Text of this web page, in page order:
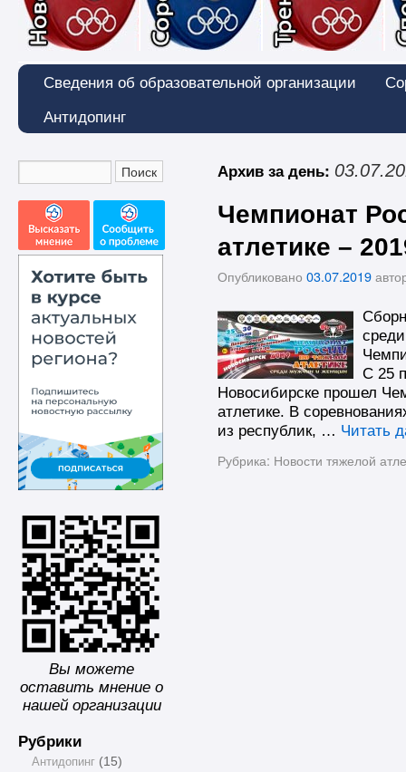
Сведения об образовательной организации
Антидопинг
Вы можете
оставить мнение о
нашей организации
Рубрики
Антидопинг(15)
Архив за день:
Чемпионат
атлетике –
Опубликовано 03.07.2019
С 25
Новосибирске прошел
атлетике. В
из республик, … Читать
Рубрика: Новости тяжелой